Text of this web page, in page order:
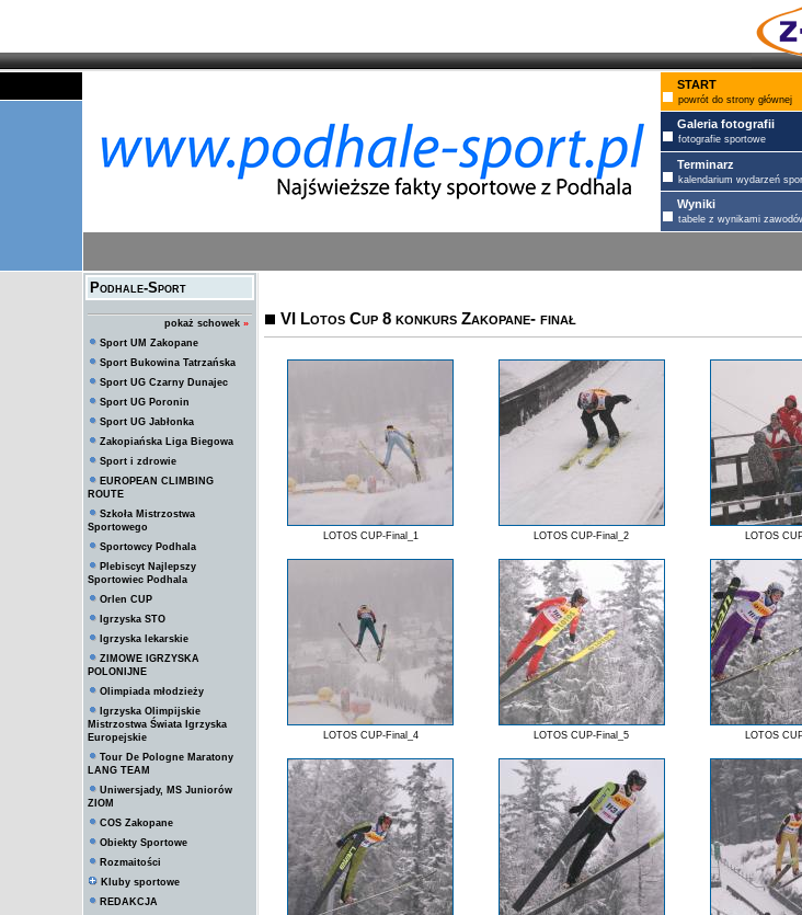
START
powrót do strony głównej
Galeria fotografii
fotografie sportowe
Terminarz
kalendarium wydarzeń
Wyniki
tabele z wynikami
Podhale-Sport
pokaż schowek »
Sport UM Zakopane
Sport Bukowina Tatrzańska
Sport UG Czarny Dunajec
Sport UG Poronin
Sport UG Jabłonka
Zakopiańska Liga Biegowa
Sport i zdrowie
EUROPEAN CLIMBING
ROUTE
Szkoła Mistrzostwa
Sportowego
Sportowcy Podhala
Plebiscyt Najlepszy
Sportowiec Podhala
Orlen CUP
Igrzyska STO
Igrzyska lekarskie
ZIMOWE IGRZYSKA
POLONIJNE
Olimpiada młodzieży
Igrzyska Olimpijskie
Mistrzostwa Świata Igrzyska
Europejskie
Tour De Pologne Maratony
LANG TEAM
Uniwersjady, MS Juniorów
ZIOM
COS Zakopane
Obiekty Sportowe
Rozmaitości
Kluby sportowe
REDAKCJA
VI Lotos Cup 8 konkurs Zakopane- finał
LOTOS CUP-Final_1 LOTOS CUP-Final_2 LOTOS
LOTOS CUP-Final_4 LOTOS CUP-Final_5 LOTOS